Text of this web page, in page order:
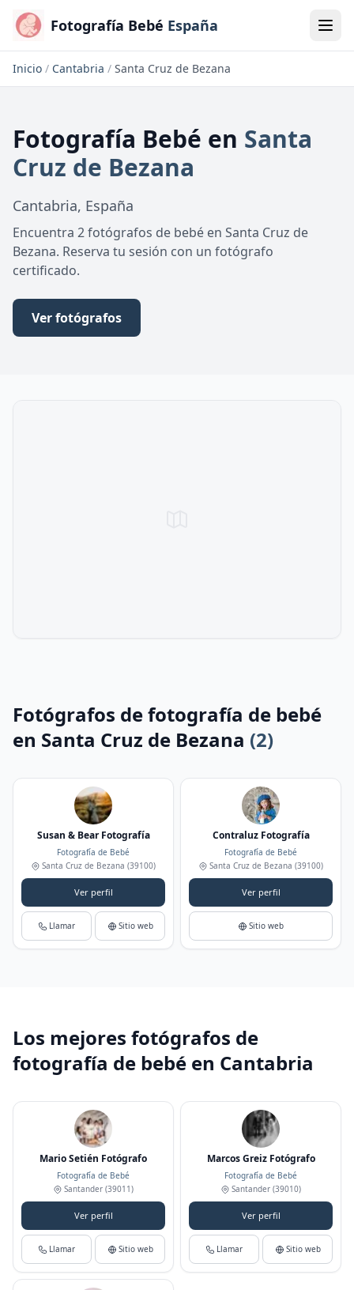
Fotografía Bebé España
Inicio / Cantabria / Santa Cruz de Bezana
Fotografía Bebé en Santa
Cruz de Bezana
Cantabria, España
Encuentra 2 fotógrafos de bebé en Santa Cruz de
Bezana. Reserva tu sesión con un fotógrafo
certificado.
Ver fotógrafos
Fotógrafos de fotografía de bebé
en Santa Cruz de Bezana (2)
Susan & Bear Fotografía
Fotografía de Bebé
Santa Cruz de Bezana (39100)
Ver perfil
Llamar Sitio web
Contraluz Fotografía
Fotografía de Bebé
Santa Cruz de Bezana (39100)
Ver perfil
Sitio web
Los mejores fotógrafos de
fotografía de bebé en Cantabria
Mario Setién Fotógrafo
Fotografía de Bebé
Santander (39011)
Ver perfil
Llamar Sitio web
Marcos Greiz Fotógrafo
Fotografía de Bebé
Santander (39010)
Ver perfil
Llamar Sitio web